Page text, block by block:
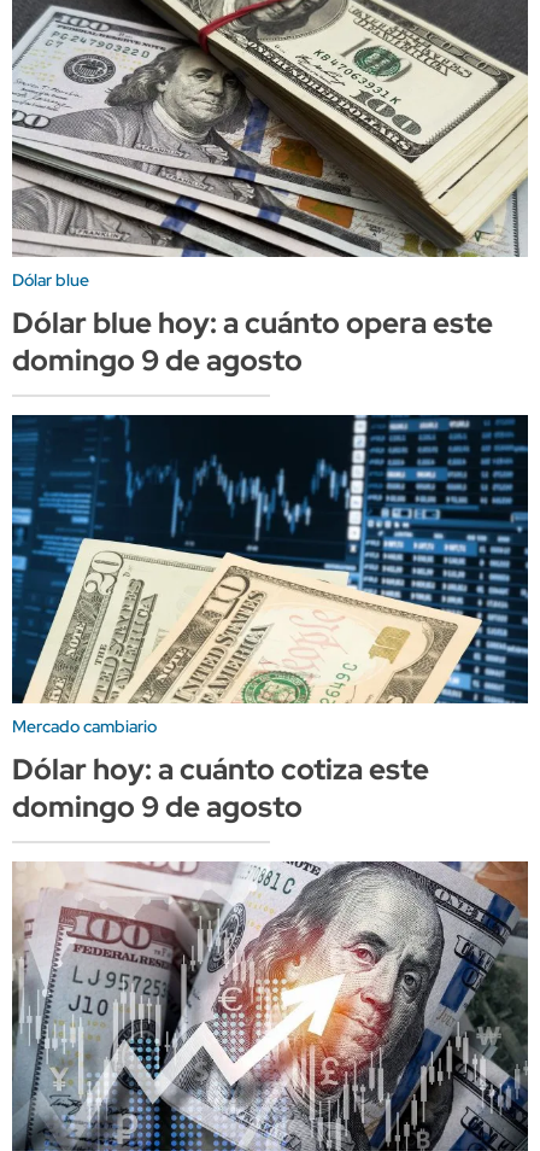
Dólar blue
Dólar blue hoy: a cuánto opera este
domingo 9 de agosto
Mercado cambiario
Dólar hoy: a cuánto cotiza este
domingo 9 de agosto